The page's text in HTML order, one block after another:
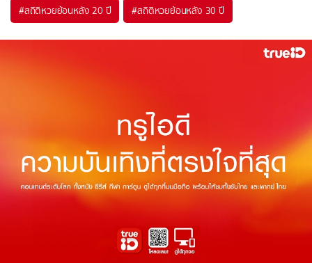
#สถิติหวยย้อนหลัง 20 ปี #สถิติหวยย้อนหลัง 30 ปี